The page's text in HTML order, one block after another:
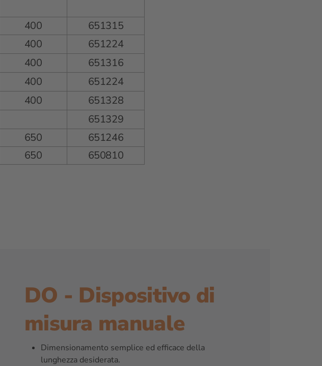
400
651315
400
651224
400
651316
400
651224
400
651328
651329
650
651246
650 650810
DO - Dispositivo di
misura manuale
Dimensionamento semplice ed efficace della
lunghezza desiderata.